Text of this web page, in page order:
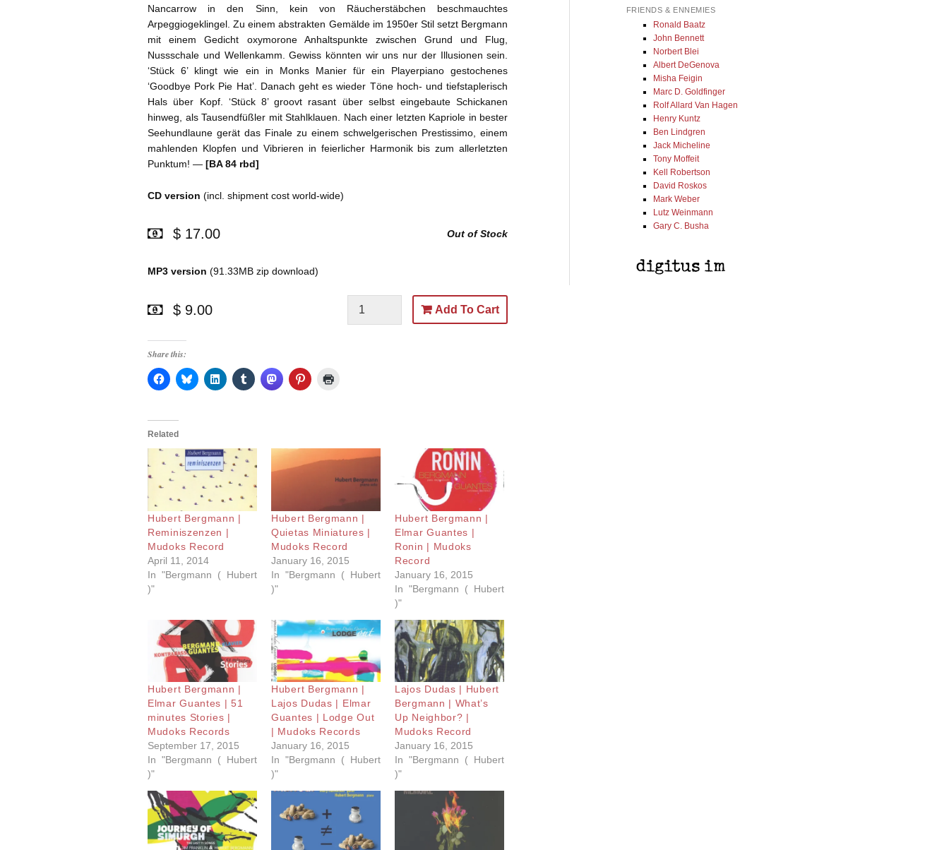
Nancarrow in den Sinn, kein von Räucherstäbchen beschmauch­tes
Arpeggiogeklingel. Zu einem abstrakten Gemälde im 1950er Stil setzt Berg­mann
mit einem Gedicht oxymorone Anhaltspunkte zwischen Grund und Flug,
Nussschale und Wellenkamm. Gewiss könnten wir uns nur der Illusionen sein.
‘Stück 6’ klingt wie ein in Monks Manier für ein Playerpiano gestochenes
‘Goodbye Pork Pie Hat’. Danach geht es wieder Töne hoch- und tiefstaplerisch
Hals über Kopf. ‘Stück 8’ groovt rasant über selbst eingebaute Schickanen
hinweg, als Tausendfüßler mit Stahlklauen. Nach einer letzten Kapriole in bester
Seehund­laune gerät das Finale zu einem schwelgerischen Prestissimo, einem
mahlenden Klopfen und Vibrieren in feierlicher Harmonik bis zum allerletzten
Punktum! —[BA 84 rbd]
CD version (incl. shipment cost world-wide)
$ 17.00 Out of Stock
MP3 version (91.33MB zip download)
$ 9.00 Add To Cart
Share this:
Related
Hubert Bergmann |
Reminiszenzen |
Mudoks Record
April 11, 2014
In "Bergmann ( Hubert
)"
Hubert Bergmann |
Quietas Miniatures |
Mudoks Record
January 16, 2015
In "Bergmann ( Hubert
)"
Hubert Bergmann |
Elmar Guantes |
Ronin | Mudoks
Record
January 16, 2015
In "Bergmann ( Hubert
)"
Hubert Bergmann |
Elmar Guantes | 51
minutes Stories |
Mudoks Records
September 17, 2015
In "Bergmann ( Hubert
)"
Hubert Bergmann |
Lajos Dudas | Elmar
Guantes | Lodge Out
| Mudoks Records
January 16, 2015
In "Bergmann ( Hubert
)"
Lajos Dudas | Hubert
Bergmann | What’s
Up Neighbor? |
Mudoks Record
January 16, 2015
In "Bergmann ( Hubert
)"
FRIENDS & ENNEMIES
Ronald Baatz
John Bennett
Norbert Blei
Albert DeGenova
Misha Feigin
Marc D. Goldfinger
Rolf Allard Van Hagen
Henry Kuntz
Ben Lindgren
Jack Micheline
Tony Moffeit
Kell Robertson
David Roskos
Mark Weber
Lutz Weinmann
Gary C. Busha